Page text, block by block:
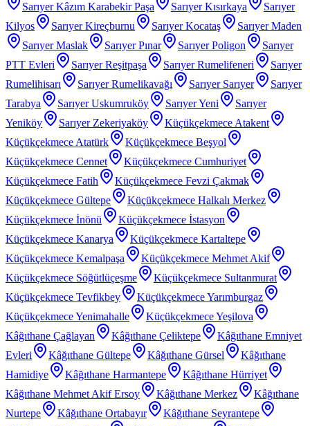
Sarıyer Kâzım Karabekir Paşa
Sarıyer Kısırkaya
Sarıyer
Kilyos
Sarıyer Kireçburnu Sarıyer Kocataş
Sarıyer Maden
Sarıyer Maslak
Sarıyer Pınar Sarıyer Poligon
Sarıyer
PTT Evleri
Sarıyer Reşitpaşa Sarıyer Rumelifeneri
Sarıyer
Rumelihisarı
Sarıyer Rumelikavağı Sarıyer Sarıyer
Sarıyer
Tarabya
Sarıyer Uskumruköy Sarıyer Yeni
Sarıyer
Yeniköy
Sarıyer Zekeriyaköy
Küçükçekmece Atakent
Küçükçekmece Atatürk
Küçükçekmece Beşyol
Küçükçekmece Cennet
Küçükçekmece Cumhuriyet
Küçükçekmece Fatih
Küçükçekmece Fevzi Çakmak
Küçükçekmece Gültepe
Küçükçekmece Halkalı Merkez
Küçükçekmece İnönü
Küçükçekmece İstasyon
Küçükçekmece Kanarya
Küçükçekmece Kartaltepe
Küçükçekmece Kemalpaşa
Küçükçekmece Mehmet Akif
Küçükçekmece Söğütlüçeşme
Küçükçekmece Sultanmurat
Küçükçekmece Tevfikbey
Küçükçekmece Yarımburgaz
Küçükçekmece Yenimahalle
Küçükçekmece Yeşilova
Kâğıthane Çağlayan
Kâğıthane Çeliktepe
Kâğıthane Emniyet
Evleri
Kâğıthane Gültepe Kâğıthane Gürsel
Kâğıthane
Hamidiye
Kâğıthane Harmantepe
Kâğıthane Hürriyet
Kâğıthane Mehmet Akif Ersoy
Kâğıthane Merkez
Kâğıthane
Nurtepe
Kâğıthane Ortabayır
Kâğıthane Seyrantepe